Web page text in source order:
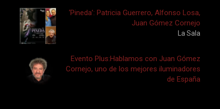
‘Pineda’: Patricia Guerrero, Alfonso Losa,
Juan Gómez Cornejo
La Sala
Evento Plus:Hablamos con Juan Gómez
Cornejo, uno de los mejores iluminadores
de España